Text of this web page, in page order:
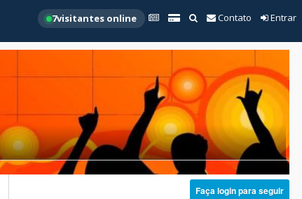
7visitantes online Contato Entrar
Faça login para seguir